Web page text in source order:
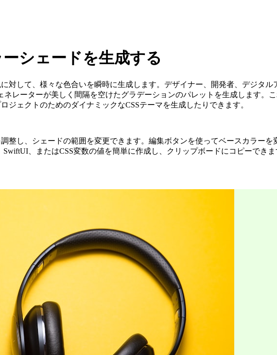
シェードを生成する
対して、様々な色合いを瞬時に生成します。デザイナー、開発者、デジタル
ネレーターが美しく間隔を空けたグラデーションのパレットを生成します。
ジェクトのためのダイナミックなCSSテーマを生成したりできます。
整し、シェードの範囲を変更できます。編集ボタンを使ってベースカラー
SwiftUI、またはCSS変数の値を簡単に作成し、クリップボードにコピーできま